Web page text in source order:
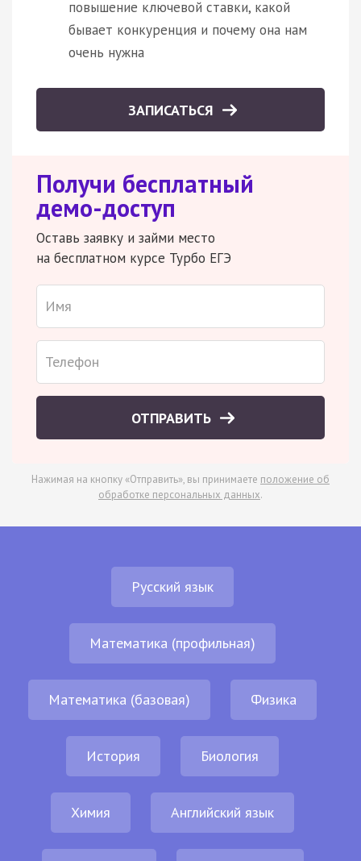
повышение ключевой ставки, какой
бывает конкуренция и почему она нам
очень нужна
ЗАПИСАТЬСЯ
Получи бесплатный
демо-доступ
Оставь заявку и займи место
на бесплатном курсе Турбо ЕГЭ
ОТПРАВИТЬ
Нажимая на кнопку «Отправить», вы принимаете положение об
обработке персональных данных.
Русский язык
Математика (профильная)
Математика (базовая) Физика
История Биология
Химия Английский язык